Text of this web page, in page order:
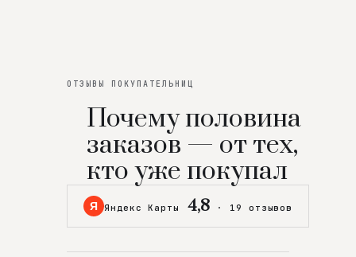
ОТЗЫВЫ ПОКУПАТЕЛЬНИЦ
Почему половина
заказов — от тех,
кто уже покупал
Я Яндекс Карты 4,8 · 19 отзывов